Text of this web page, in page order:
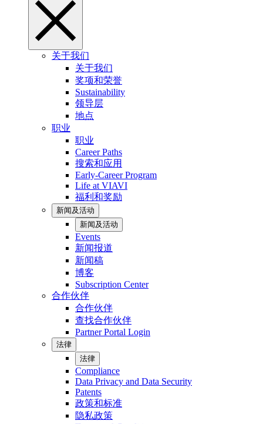
关于我们
关于我们
奖项和荣誉
Sustainability
领导层
地点
职业
职业
Career Paths
搜索和应用
Early-Career Program
Life at VIAVI
福利和奖励
新闻及活动
新闻及活动
Events
新闻报道
新闻稿
博客
Subscription Center
合作伙伴
合作伙伴
查找合作伙伴
Partner Portal Login
法律
法律
Compliance
Data Privacy and Data Security
Patents
政策和标准
隐私政策